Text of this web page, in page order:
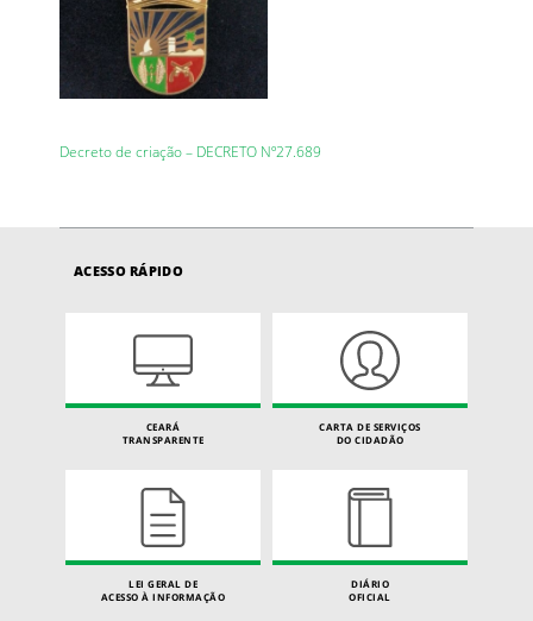
Decreto de criação – DECRETO Nº27.689
ACESSO RÁPIDO
CEARÁ
TRANSPARENTE
CARTA DE SERVIÇOS
DO CIDADÃO
LEI GERAL DE
ACESSO À INFORMAÇÃO
DIÁRIO
OFICIAL